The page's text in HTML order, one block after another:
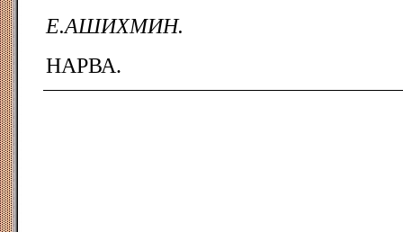
Е.АШИХМИН.
НАРВА.